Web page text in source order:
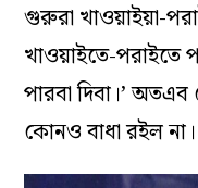
গুরুরা খাওয়াইয়া-
খাওয়াইতে-পরাইতে
পারবা দিবা।’
কোনও বাধা রইল না।